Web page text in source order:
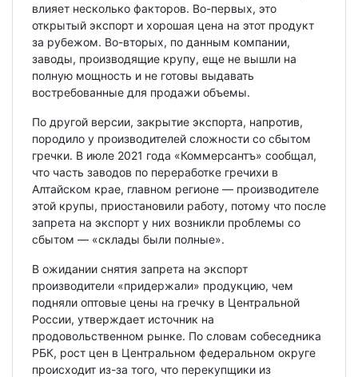
влияет несколько факторов. Во-первых, это
открытый экспорт и хорошая цена на этот продукт
за рубежом. Во-вторых, по данным компании,
заводы, производящие крупу, еще не вышли на
полную мощность и не готовы выдавать
востребованные для продажи объемы.
По другой версии, закрытие экспорта, напротив,
породило у производителей сложности со сбытом
гречки. В июле 2021 года «Коммерсантъ» сообщал,
что часть заводов по переработке гречихи в
Алтайском крае, главном регионе — производителе
этой крупы, приостановили работу, потому что после
запрета на экспорт у них возникли проблемы со
сбытом — «склады были полные».
В ожидании снятия запрета на экспорт
производители «придержали» продукцию, чем
подняли оптовые цены на гречку в Центральной
России, утверждает источник на
продовольственном рынке. По словам собеседника
РБК, рост цен в Центральном федеральном округе
происходит из-за того, что перекупщики из